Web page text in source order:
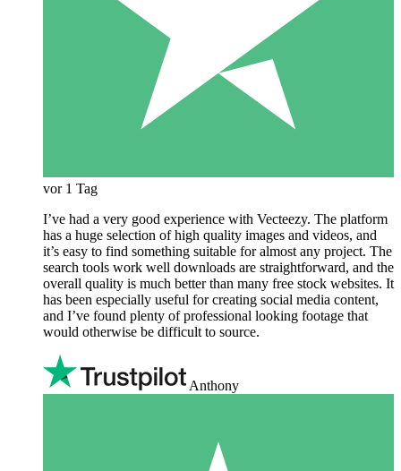
vor 1 Tag
I’ve had a very good experience with Vecteezy. The platform
has a huge selection of high quality images and videos, and
it’s easy to find something suitable for almost any project. The
search tools work well downloads are straightforward, and the
overall quality is much better than many free stock websites. It
has been especially useful for creating social media content,
and I’ve found plenty of professional looking footage that
would otherwise be difficult to source.
Anthony